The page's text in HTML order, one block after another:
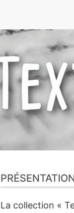
La collection «